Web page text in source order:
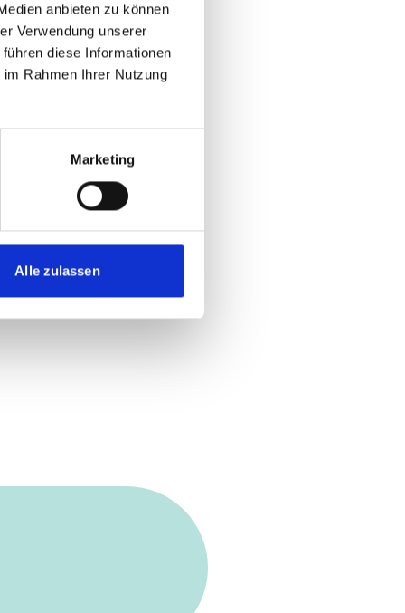
anbieten zu können
Verwendung unserer
diese Informationen
Rahmen Ihrer Nutzung
Marketing
Alle zulassen